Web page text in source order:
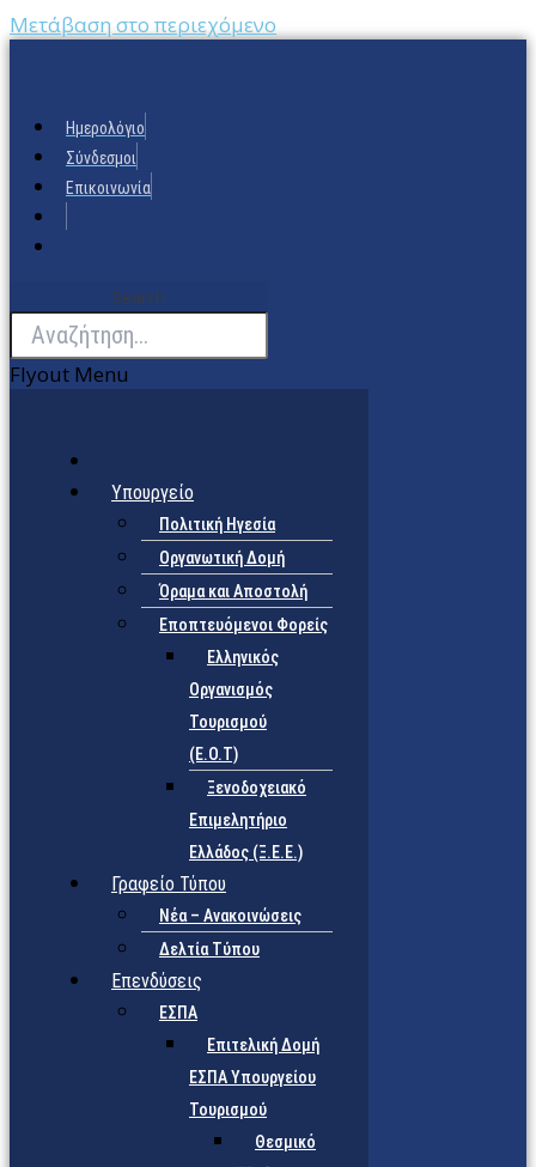
Μετάβαση στο περιεχόμενο
Ημερολόγιο
Σύνδεσμοι
Επικοινωνία
Search
Flyout Menu
Υπουργείο
Πολιτική Ηγεσία
Οργανωτική Δομή
Όραμα και Αποστολή
Εποπτευόμενοι Φορείς
Eλληνικός
Οργανισμός
Τουρισμού
(Ε.Ο.Τ)
Ξενοδοχειακό
Επιμελητήριο
Ελλάδος (Ξ.Ε.Ε.)
Γραφείο Τύπου
Νέα – Ανακοινώσεις
Δελτία Τύπου
Επενδύσεις
ΕΣΠΑ
Επιτελική Δομή
ΕΣΠΑ Υπουργείου
Τουρισμού
Θεσμικό